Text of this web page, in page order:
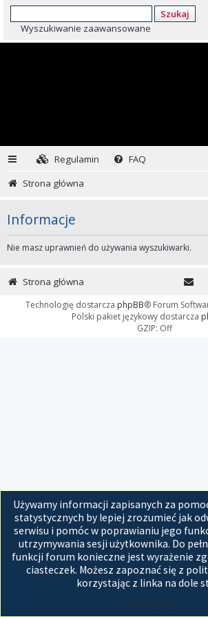
Szukaj
Wyszukiwanie zaawansowane
Regulamin
FAQ
Strona główna
Informacje
Nie masz uprawnień do używania wyszukiwarki.
Używamy informacji zapisanych za
statystycznych by lepiej zrozumieć jak
serwisu i pomóc w poprawianiu jego
utrzymywania sesji użytkownika. Do
funkcji forum konieczne jest wyrażenie
ciasteczek. Możesz zapoznać się z
korzystając z linka na dole
Akceptuję
Strona główna
Technologię dostarcza phpBB® Forum
Polski pakiet językowy dostarcza
GZIP: Off